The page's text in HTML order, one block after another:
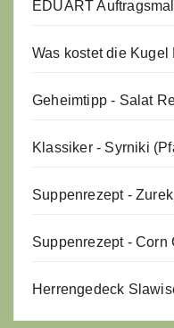
EDUART
Was kostet die Kugel
Geheimtipp - Salat
Klassiker - Syrniki
Suppenrezept -
Suppenrezept - Corn
Herrengedeck